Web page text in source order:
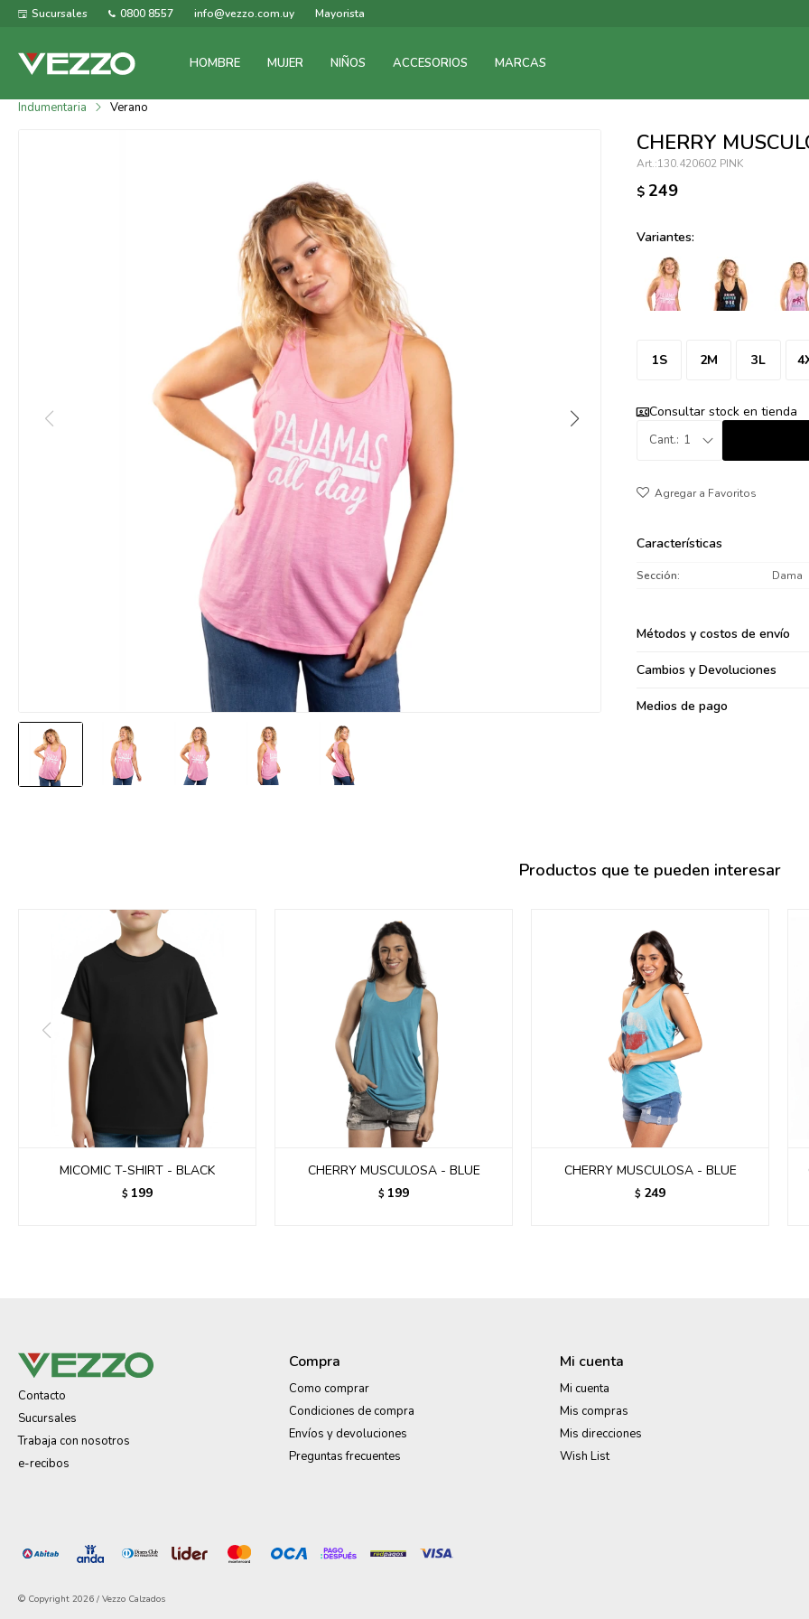
HOMBRE MUJER NIÑOS ACCESORIOS MARCAS
Sucursales 0800 8557 info@vezzo.com.uy Mayorista
Indumentaria Verano
CHERRY
130.420602 PINK
$ 249
Variantes:
1S 2M 3L
Consultar stock en tienda
1
Características
Sección Dama
Métodos y costos de envío
Cambios y Devoluciones
Medios de pago
Productos que te pueden interesar
MICOMIC T-SHIRT - BLACK
$ 199
CHERRY MUSCULOSA - BLUE
$ 199
CHERRY MUSCULOSA - BLUE
$ 249
095900365
095305135
095101429
095277079
097538242
095900371
095900382
094499894
095900369
096433997
094841050
Contacto
Sucursales
Trabaja con nosotros
e-recibos
Compra
Como comprar
Condiciones de compra
Envíos y devoluciones
Preguntas frecuentes
Mi cuenta
Mi cuenta
Mis compras
Mis direcciones
Wish List
© Copyright 2026 / Vezzo Calzados